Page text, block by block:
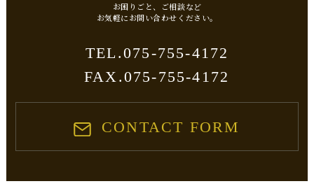
当社は、保有する個人情報に関して適用される日本の法令、その他規
努めます。
お問い合わせ
当社の個人情報の取扱に関するお問い合せは下記までご連絡くださ
お困りごと、ご相談など
​​​​​​​お気軽にお問い合わせください。
TEL.075-755-4172
FAX.075-755-4172
CONTACT FORM